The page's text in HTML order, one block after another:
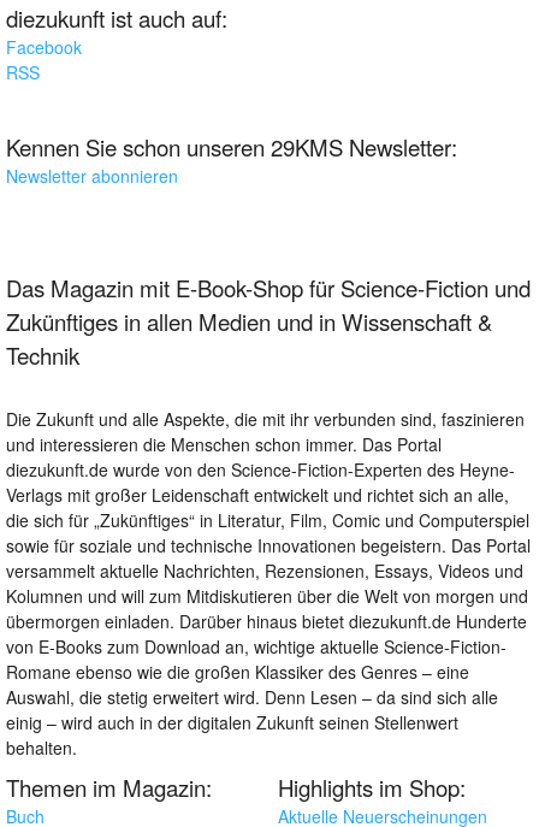
diezukunft ist auch auf:
Facebook
RSS
Kennen Sie schon unseren 29KMS Newsletter:
Newsletter abonnieren
Das Magazin mit E-Book-Shop für Science-Fiction und
Zukünftiges in allen Medien und in Wissenschaft &
Technik
Die Zukunft und alle Aspekte, die mit ihr verbunden sind, faszinieren
und interessieren die Menschen schon immer. Das Portal
diezukunft.de wurde von den Science-Fiction-Experten des Heyne-
Verlags mit großer Leidenschaft entwickelt und richtet sich an alle,
die sich für „Zukünftiges“ in Literatur, Film, Comic und Computerspiel
sowie für soziale und technische Innovationen begeistern. Das Portal
versammelt aktuelle Nachrichten, Rezensionen, Essays, Videos und
Kolumnen und will zum Mitdiskutieren über die Welt von morgen und
übermorgen einladen. Darüber hinaus bietet diezukunft.de Hunderte
von E-Books zum Download an, wichtige aktuelle Science-Fiction-
Romane ebenso wie die großen Klassiker des Genres – eine
Auswahl, die stetig erweitert wird. Denn Lesen – da sind sich alle
einig – wird auch in der digitalen Zukunft seinen Stellenwert
behalten.
Themen im Magazin:
Buch
Highlights im Shop:
Aktuelle Neuerscheinungen